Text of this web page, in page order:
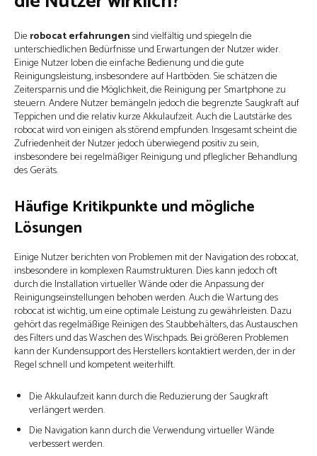
Die robocat erfahrungensind vielfältig und spiegeln die
unterschiedlichen Bedürfnisse und Erwartungen der Nutzer wider.
Einige Nutzer loben die einfache Bedienung und die gute
Reinigungsleistung, insbesondere auf Hartböden. Sie schätzen die
Zeitersparnis und die Möglichkeit, die Reinigung per Smartphone zu
steuern. Andere Nutzer bemängeln jedoch die begrenzte Saugkraft auf
Teppichen und die relativ kurze Akkulaufzeit. Auch die Lautstärke des
robocat wird von einigen als störend empfunden. Insgesamt scheint die
Zufriedenheit der Nutzer jedoch überwiegend positiv zu sein,
insbesondere bei regelmäßiger Reinigung und pfleglicher Behandlung
des Geräts.
Häufige Kritikpunkte und mögliche
Lösungen
Einige Nutzer berichten von Problemen mit der Navigation des robocat,
insbesondere in komplexen Raumstrukturen. Dies kann jedoch oft
durch die Installation virtueller Wände oder die Anpassung der
Reinigungseinstellungen behoben werden. Auch die Wartung des
robocat ist wichtig, um eine optimale Leistung zu gewährleisten. Dazu
gehört das regelmäßige Reinigen des Staubbehälters, das Austauschen
des Filters und das Waschen des Wischpads. Bei größeren Problemen
kann der Kundensupport des Herstellers kontaktiert werden, der in der
Regel schnell und kompetent weiterhilft.
Die Akkulaufzeit kann durch die Reduzierung der Saugkraft
verlängert werden.
Die Navigation kann durch die Verwendung virtueller Wände
verbessert werden.